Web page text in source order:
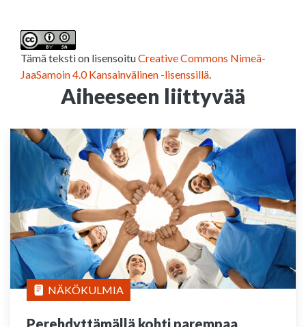
Tämä teksti on lisensoituCreative Commons Nimeä-
JaaSamoin 4.0 Kansainvälinen -lisenssillä
Aiheeseen liittyvää
NÄKÖKULMIA
Perehdyttämällä kohti parempaa